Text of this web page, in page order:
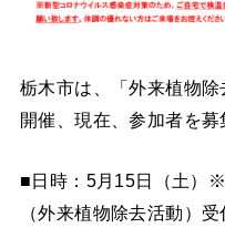
栃木市は、「外来植物
開催、現在、参加者を募
■日時：5月15日（土）
（外来植物除去活動）